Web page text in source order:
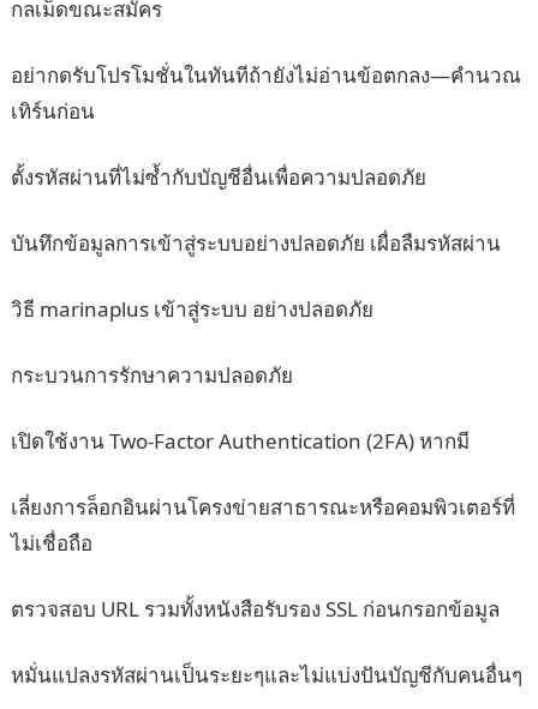
กลเม็ดขณะสมัคร
อย่ากดรับโปรโมชั่นในทันทีถ้ายังไม่อ่านข้อตกลง—คำนวณ
เทิร์นก่อน
ตั้งรหัสผ่านที่ไม่ซ้ำกับบัญชีอื่นเพื่อความปลอดภัย
บันทึกข้อมูลการเข้าสู่ระบบอย่างปลอดภัย เผื่อลืมรหัสผ่าน
วิธี marinaplus เข้าสู่ระบบ อย่างปลอดภัย
กระบวนการรักษาความปลอดภัย
เปิดใช้งาน Two-Factor Authentication (2FA) หากมี
เลี่ยงการล็อกอินผ่านโครงข่ายสาธารณะหรือคอมพิวเตอร์ที่
ไม่เชื่อถือ
ตรวจสอบ URL รวมทั้งหนังสือรับรอง SSL ก่อนกรอกข้อมูล
หมั่นแปลงรหัสผ่านเป็นระยะๆและไม่แบ่งปันบัญชีกับคนอื่นๆ